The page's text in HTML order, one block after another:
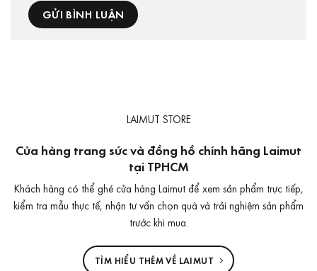
LAIMUT STORE
Cửa hàng trang sức và đồng hồ chính hãng Laimut
tại TPHCM
Khách hàng có thể ghé cửa hàng Laimut để xem sản phẩm trực tiếp,
kiểm tra mẫu thực tế, nhận tư vấn chọn quà và trải nghiệm sản phẩm
trước khi mua.
TÌM HIỂU THÊM VỀ LAIMUT